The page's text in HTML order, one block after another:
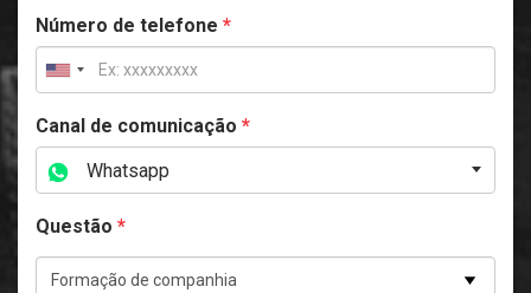
Número de telefone *
Canal de comunicação *
Whatsapp
Questão *